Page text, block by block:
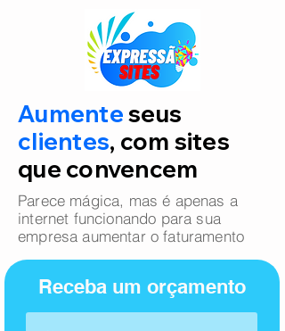
Aumenteseus
clientes, com sites
que convencem
Parece mágica, mas é apenas a
internet funcionando para sua
empresa aumentar o faturamento
Receba um orçamento